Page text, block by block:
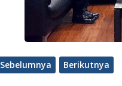
Sebelumnya Berikutnya